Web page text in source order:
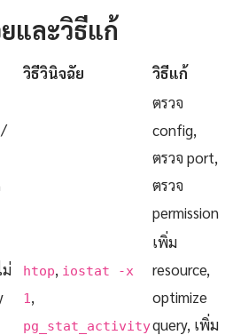
ละวิธีแก้
วิธีวินิจฉัย วิธีแก้
ตรวจ
config,
ตรวจ port,
ตรวจ
permission
ม่
htop, iostat -x
1 ,
pg_stat_activity
เพิ่ม
resource,
optimize
query, เพิ่ม